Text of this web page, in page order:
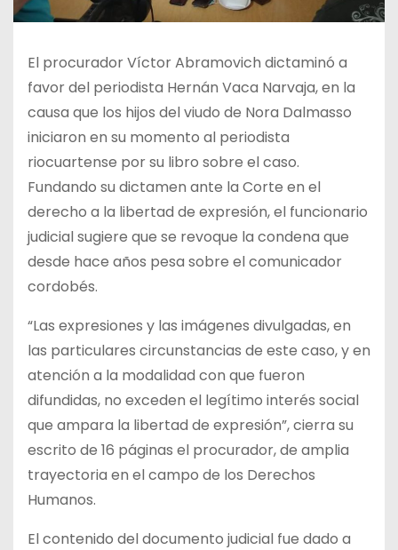
El procurador Víctor Abramovich dictaminó a
favor del periodista Hernán Vaca Narvaja, en la
causa que los hijos del viudo de Nora Dalmasso
iniciaron en su momento al periodista
riocuartense por su libro sobre el caso.
Fundando su dictamen ante la Corte en el
derecho a la libertad de expresión, el funcionario
judicial sugiere que se revoque la condena que
desde hace años pesa sobre el comunicador
cordobés.
“Las expresiones y las imágenes divulgadas, en
las particulares circunstancias de este caso, y en
atención a la modalidad con que fueron
difundidas, no exceden el legítimo interés social
que ampara la libertad de expresión”, cierra su
escrito de 16 páginas el procurador, de amplia
trayectoria en el campo de los Derechos
Humanos.
El contenido del documento judicial fue dado a